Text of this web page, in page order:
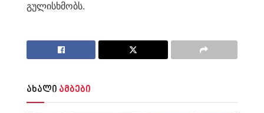
გულისხმობს.
ახალი ამბები